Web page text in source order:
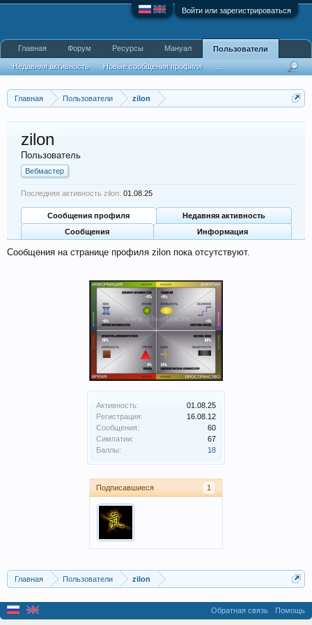
Войти или зарегистрироваться
Главная Пользователи zilon
Активность:
01.08.25
Регистрация:
16.08.12
Сообщения:
60
Симпатии:
67
Баллы:
18
Подписавшиеся 1
zilon
Пользователь
Вебмастер
Последняя активность zilon: 01.08.25
Сообщения профиля
Недавняя активность
Сообщения
Информация
Сообщения на странице профиля zilon пока отсутствуют.
Главная Пользователи zilon
Главная Форум Ресурсы Мануал Пользователи
Недавняя активность Новые сообщения профиля
Обратная связь Помощь